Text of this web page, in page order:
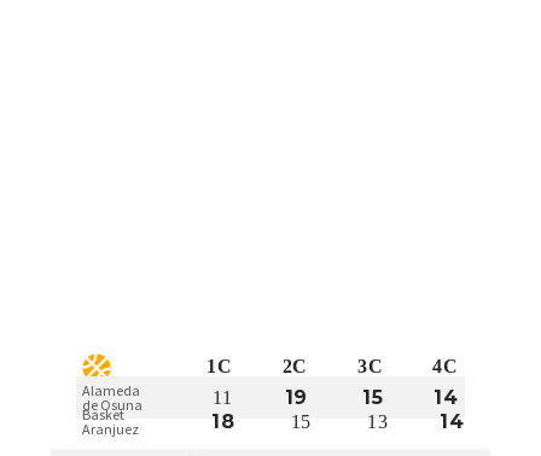
1C 2C 3C 4C
Alameda
de Osuna
11 19 15 14
Basket
Aranjuez
18 15 13 14